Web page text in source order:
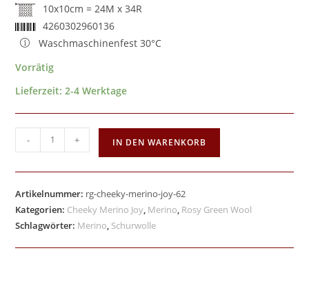
10x10cm = 24M x 34R
4260302960136
Waschmaschinenfest 30°C
Vorrätig
Lieferzeit:2-4 Werktage
- + IN DEN WARENKORB
Artikelnummer: rg-cheeky-merino-joy-62
Kategorien: Cheeky Merino Joy, Merino, Rosy Green Wool
Schlagwörter: Merino, Schurwolle